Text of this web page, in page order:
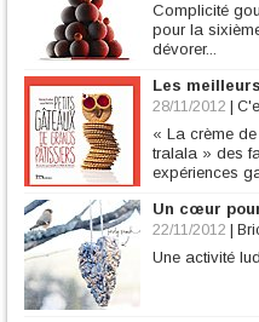
Complicité
pour la
dévorer...
Les
28/11/2012
« La crème
tralala » des
expériences
Un cœur
22/11/2012
Une activité